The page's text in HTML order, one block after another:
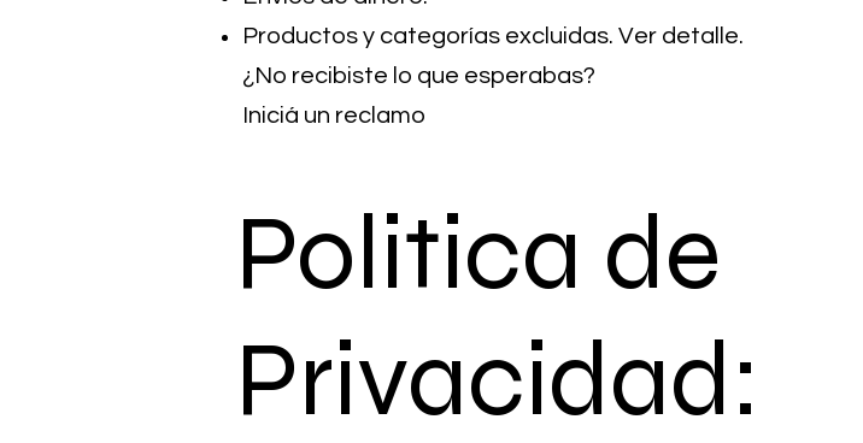
Productos y categorías excluidas. Ver detalle.
¿No recibiste lo que esperabas?
Iniciá un reclamo
Politica de
Privacidad: